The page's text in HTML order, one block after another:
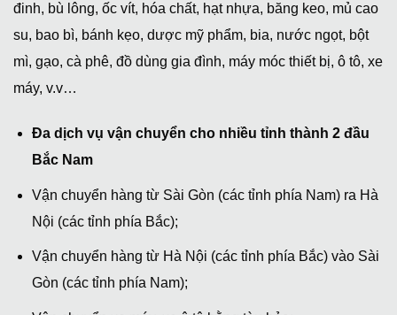
đinh, bù lông, ốc vít, hóa chất, hạt nhựa, băng keo, mủ cao
su, bao bì, bánh kẹo, dược mỹ phẩm, bia, nước ngọt, bột
mì, gạo, cà phê, đồ dùng gia đình, máy móc thiết bị, ô tô, xe
máy, v.v…
Đa dịch vụ vận chuyển cho nhiều tỉnh thành 2 đầu
Bắc Nam
Vận chuyển hàng từ Sài Gòn (các tỉnh phía Nam) ra Hà
Nội (các tỉnh phía Bắc);
Vận chuyển hàng từ Hà Nội (các tỉnh phía Bắc) vào Sài
Gòn (các tỉnh phía Nam);